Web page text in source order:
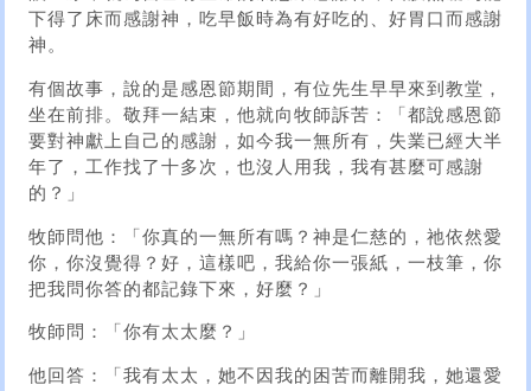
下得了床而感謝神，吃早飯時為有好吃的、好胃口而感謝
神。
有個故事，說的是感恩節期間，有位先生早早來到教堂，
坐在前排。敬拜一結束，他就向牧師訴苦：「都說感恩節
要對神獻上自己的感謝，如今我一無所有，失業已經大半
年了，工作找了十多次，也沒人用我，我有甚麼可感謝
的？」
牧師問他：「你真的一無所有嗎？神是仁慈的，祂依然愛
你，你沒覺得？好，這樣吧，我給你一張紙，一枝筆，你
把我問你答的都記錄下來，好麼？」
牧師問：「你有太太麼？」
他回答：「我有太太，她不因我的困苦而離開我，她還愛